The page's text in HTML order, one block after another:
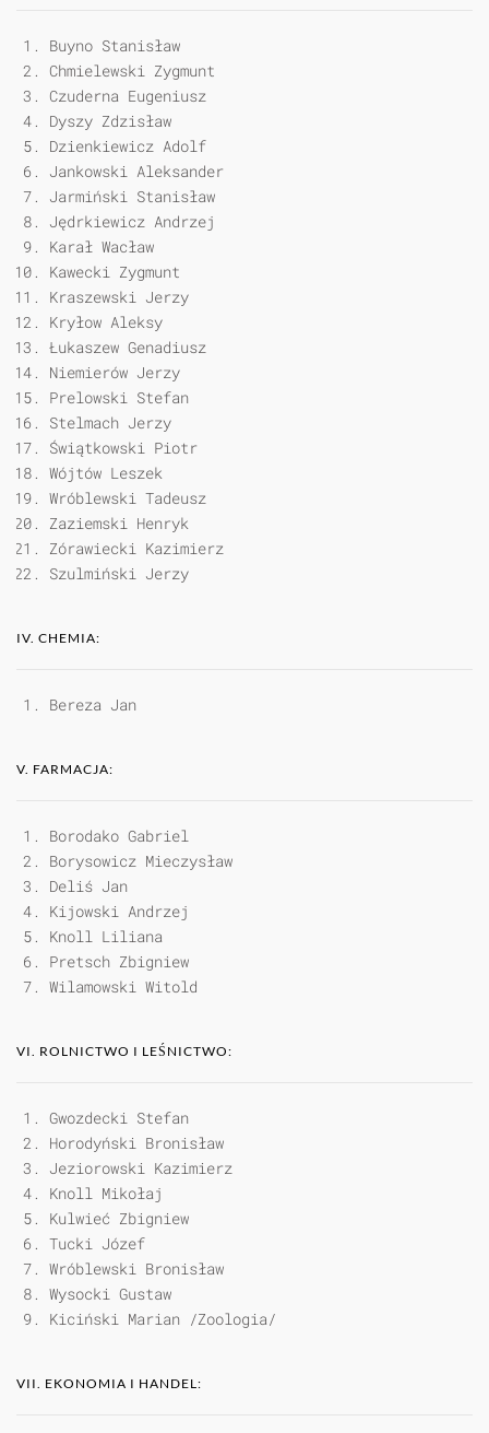
Buyno Stanisław
Chmielewski Zygmunt
Czuderna Eugeniusz
Dyszy Zdzisław
Dzienkiewicz Adolf
Jankowski Aleksander
Jarmiński Stanisław
Jędrkiewicz Andrzej
Karał Wacław
Kawecki Zygmunt
Kraszewski Jerzy
Kryłow Aleksy
Łukaszew Genadiusz
Niemierów Jerzy
Prelowski Stefan
Stelmach Jerzy
Świątkowski Piotr
Wójtów Leszek
Wróblewski Tadeusz
Zaziemski Henryk
Zórawiecki Kazimierz
Szulmiński Jerzy
IV. CHEMIA:
Bereza Jan
V. FARMACJA:
Borodako Gabriel
Borysowicz Mieczysław
Deliś Jan
Kijowski Andrzej
Knoll Liliana
Pretsch Zbigniew
Wilamowski Witold
VI. ROLNICTWO I LEŚNICTWO:
Gwozdecki Stefan
Horodyński Bronisław
Jeziorowski Kazimierz
Knoll Mikołaj
Kulwieć Zbigniew
Tucki Józef
Wróblewski Bronisław
Wysocki Gustaw
Kiciński Marian /Zoologia/
VII. EKONOMIA I HANDEL: